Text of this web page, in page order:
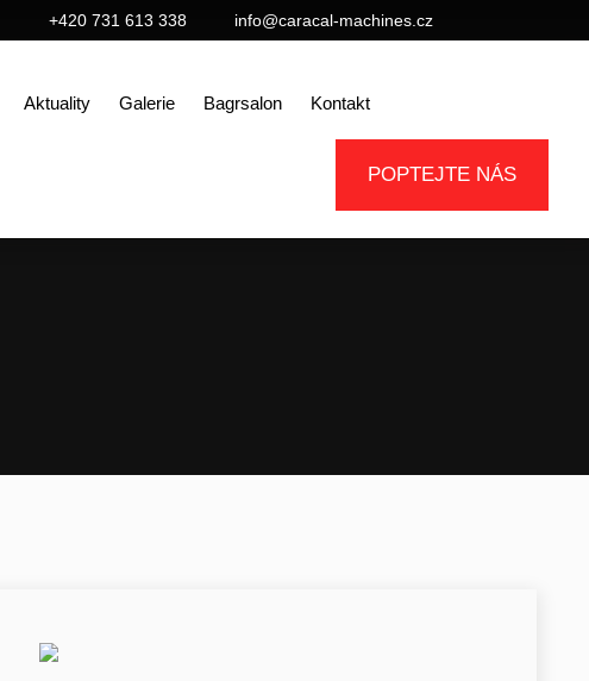
+420 731 613 338 info@caracal-machines.cz
Aktuality Galerie Bagrsalon Kontakt
POPTEJTE NÁS